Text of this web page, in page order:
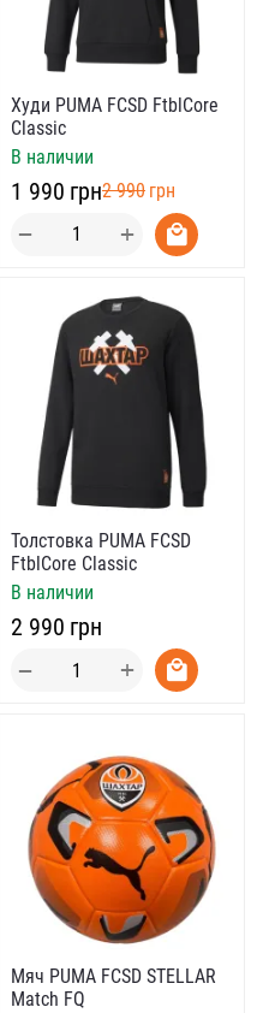
Худи PUMA FCSD FtblCore
Classic
В наличии
‍1 990‍ грн‍2 990‍ грн
+
−
Толстовка PUMA FCSD
FtblCore Classic
В наличии
‍2 990‍ грн
+
−
Мяч PUMA FCSD STELLAR
Match FQ